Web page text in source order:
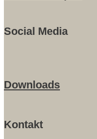
Social Media
Downloads
Kontakt